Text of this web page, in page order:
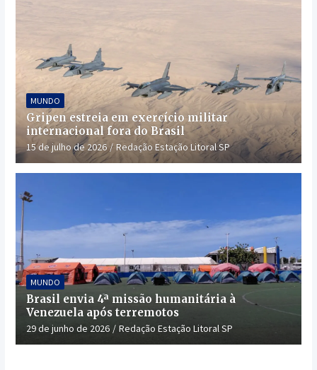
MUNDO
Gripen estreia em exercício militar
internacional fora do Brasil
15 de julho de 2026 Redação Estação Litoral SP
MUNDO
Brasil envia 4ª missão humanitária à
Venezuela após terremotos
29 de junho de 2026 Redação Estação Litoral SP